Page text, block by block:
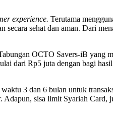
experience. Terutama
sehat dan aman. Dari
OCTO Savers-iB yang
dari Rp5 juta dengan bagi
3 dan 6 bulan untuk
Adapun, sisa limit Syariah Card,